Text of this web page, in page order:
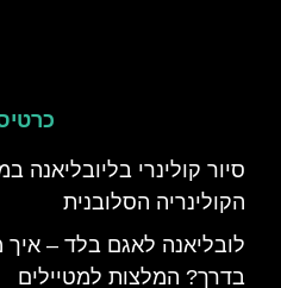
הקולינריה הסלובנית
לובליאנה לאגם בלד – איך
בדרך? המלצות למטיילים